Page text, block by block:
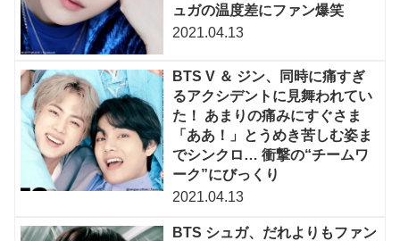
ュガの温度差にファン爆笑
2021.04.13
BTS V ＆ ジン、同時に痛すぎ
るアクシデントに見舞われてい
た！ あまりの痛みにすぐさま
「ああ！」とうめき苦しむ姿ま
でシンクロ… 衝撃の“チームワ
ーク”にびっくり
2021.04.13
BTS シュガ、だれよりもファン